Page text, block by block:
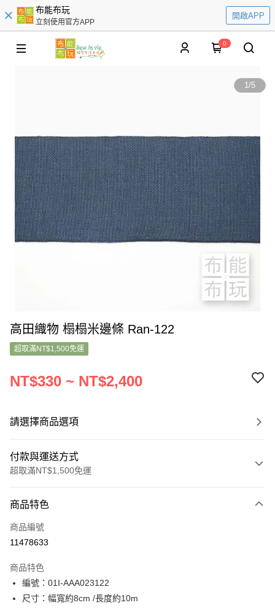
布能布玩
立刻使用官方APP
開啟APP
0
1/5
高田織物 榻榻米邊條 Ran-122
超取滿NT$1,500免運
NT$330 ~ NT$2,400
請選擇商品選項
付款與運送方式
超取滿NT$1,500免運
信用卡一次付款
超商取貨付款
Apple Pay
街口支付
商品特色
商品編號
11478633
商品特色
編號：01I-AAA023122
尺寸：幅寬約8cm /長度約10m